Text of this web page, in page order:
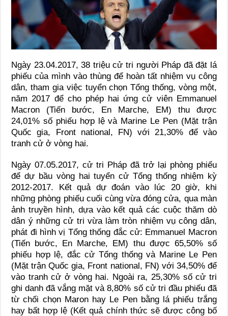
Ngày 23.04.2017, 38 triệu cử tri người Pháp đã đặt lá
phiếu của mình vào thùng để hoàn tất nhiệm vụ công
dân, tham gia việc tuyển chọn Tổng thống, vòng một,
năm 2017 để cho phép hai ứng cử viên Emmanuel
Macron (Tiến bước, En Marche, EM) thu được
24,01% số phiếu hợp lệ và Marine Le Pen (Mặt trận
Quốc gia, Front national, FN) với 21,30% để vào
tranh cử ở vòng hai.
Ngày 07.05.2017, cử tri Pháp đã trở lại phòng phiếu
để dự bầu vòng hai tuyển cử Tổng thống nhiệm kỳ
2012-2017. Kết quả dự đoán vào lúc 20 giờ, khi
những phòng phiếu cuối cùng vừa đóng cửa, qua màn
ảnh truyền hình, dựa vào kết quả các cuộc thăm dò
dân ý những cử tri vừa làm tròn nhiệm vụ công dân,
phát đi hình vị Tổng thống đắc cử: Emmanuel Macron
(Tiến bước, En Marche, EM) thu được 65,50% số
phiếu hợp lệ, đắc cử Tổng thống và Marine Le Pen
(Mặt trận Quốc gia, Front national, FN) với 34,50% để
vào tranh cử ở vòng hai. Ngoài ra, 25,30% số cử tri
ghi danh đã vắng mặt và 8,80% số cử tri đầu phiếu đã
từ chối chọn Maron hay Le Pen bằng lá phiếu trắng
hay bất hợp lệ (Kết quả chính thức sẽ được công bố